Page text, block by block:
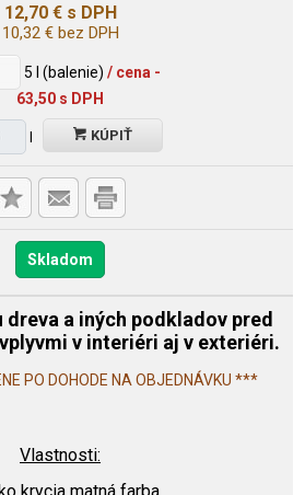
12,70 €s DPH
10,32 €bez DPH
5 l (balenie) / cena -
63,50 s DPH
l KÚPIŤ
Skladom
dreva a iných podkladov pred
v interiéri aj v exteriéri.
PO DOHODE NA OBJEDNÁVKU ***
Vlastnosti:
krycia matná farba